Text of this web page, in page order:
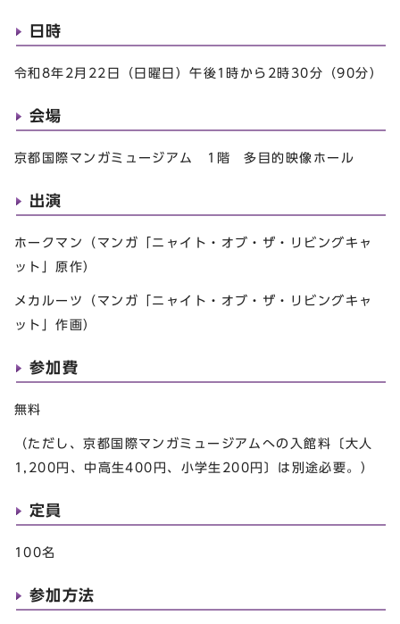
日時
令和8年2月22日（日曜日）午後1時から2時30分（90分）
会場
京都国際マンガミュージアム 1階 多目的映像ホール
出演
ホークマン（マンガ「ニャイト・オブ・ザ・リビングキャ
ット」原作）
メカルーツ（マンガ「ニャイト・オブ・ザ・リビングキャ
ット」作画）
参加費
無料
（ただし、京都国際マンガミュージアムへの入館料〔大人
1,200円、中高生400円、小学生200円〕は別途必要。）
定員
100名
参加方法